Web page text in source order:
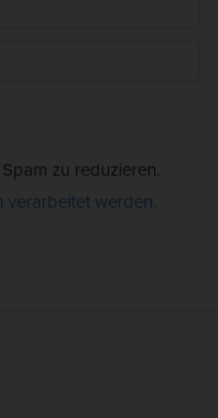
zu reduzieren.
verarbeitet werden.